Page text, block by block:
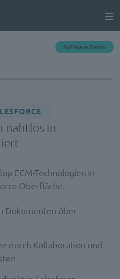
Software Demo
nahtlos in
ECM-Technologien in
Oberfläche.
Dokumenten über
durch Kollaboration und